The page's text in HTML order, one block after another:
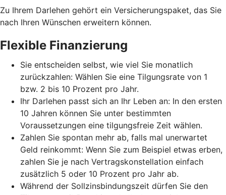
Zu Ihrem Darlehen gehört ein Versicherungspaket, das Sie
nach Ihren Wünschen erweitern können.
Flexible Finanzierung
Sie entscheiden selbst, wie viel Sie monatlich
zurückzahlen: Wählen Sie eine Tilgungsrate von 1
bzw. 2 bis 10 Prozent pro Jahr.
Ihr Darlehen passt sich an Ihr Leben an: In den ersten
10 Jahren können Sie unter bestimmten
Voraussetzungen eine tilgungsfreie Zeit wählen.
Zahlen Sie spontan mehr ab, falls mal unerwartet
Geld reinkommt: Wenn Sie zum Beispiel etwas erben,
zahlen Sie je nach Vertragskonstellation einfach
zusätzlich 5 oder 10 Prozent pro Jahr ab.
Während der Sollzinsbindungszeit dürfen Sie den